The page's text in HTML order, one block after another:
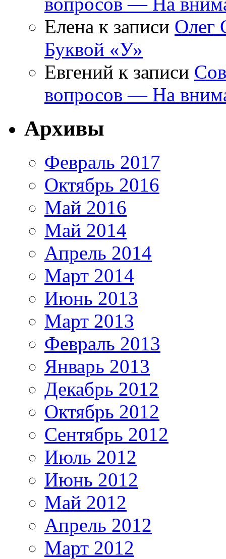
Елена к записи Олег
Буквой «У»
Евгений к записи
вопросов — На
Архивы
Февраль 2017
Октябрь 2016
Май 2016
Май 2014
Апрель 2014
Март 2014
Июнь 2013
Март 2013
Февраль 2013
Январь 2013
Декабрь 2012
Октябрь 2012
Сентябрь 2012
Июль 2012
Июнь 2012
Май 2012
Апрель 2012
Март 2012